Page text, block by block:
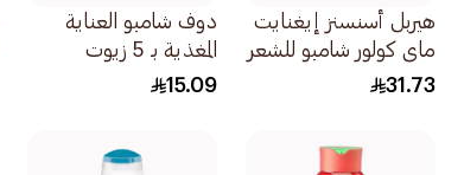
هيربل أسنسنز إيغنايت
ماي كولور شامبو للشعر
الملون مع خلاصة الورد
31.73
دوف شامبو العناية
المغذية بـ 5 زيوت
200مل
15.09